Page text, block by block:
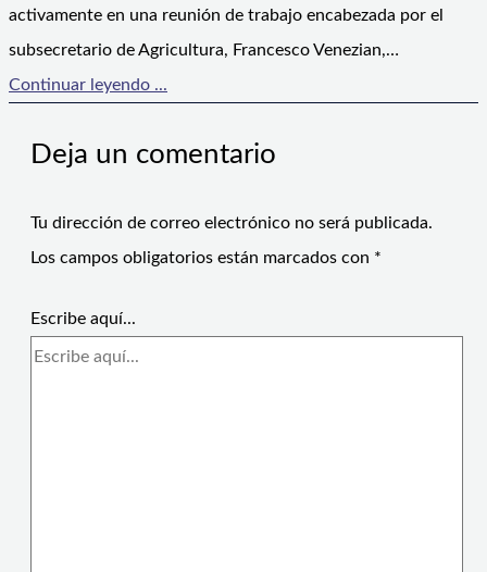
activamente en una reunión de trabajo encabezada por el
subsecretario de Agricultura, Francesco Venezian,…
Continuar leyendo ...
Deja un comentario
Tu dirección de correo electrónico no será publicada.
Los campos obligatorios están marcados con *
Escribe aquí...